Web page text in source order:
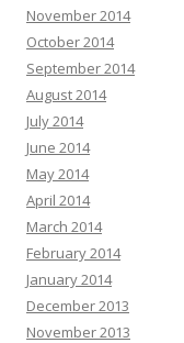
November 2014
October 2014
September 2014
August 2014
July 2014
June 2014
May 2014
April 2014
March 2014
February 2014
January 2014
December 2013
November 2013